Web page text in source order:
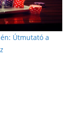
Útmutató a